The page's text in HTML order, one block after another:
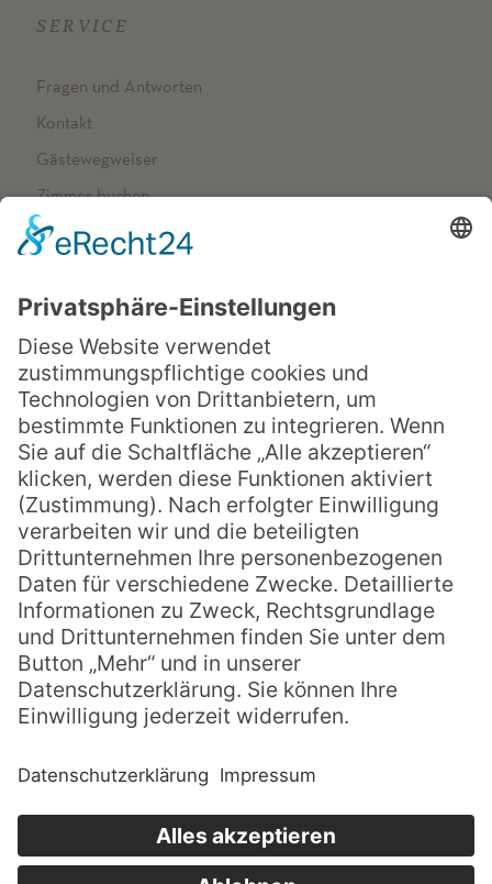
SERVICE
Fragen und Antworten
Kontakt
Gästewegweiser
Zimmer buchen
NETZWERK
Arenberger Dominikanerinnen
op-schreibt
Vincenzhaus Oberhausen
Spenden
Datenschutz